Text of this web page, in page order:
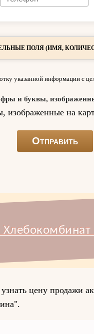
ПОЛЯ (ИМЯ,
указанной информации с
и буквы,
узнать цену